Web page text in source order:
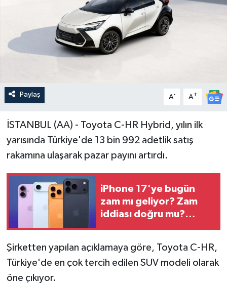
Paylaş A- A+
İSTANBUL (AA) - Toyota C-HR Hybrid, yılın ilk
yarısında Türkiye'de 13 bin 992 adetlik satış
rakamına ulaşarak pazar payını artırdı.
iPhone 17'ye bugün
zam mı geliyor? Zam
iddiası doğru mu?
Şirketten yapılan açıklamaya göre, Toyota C-HR,
Türkiye'de en çok tercih edilen SUV modeli olarak
öne çıkıyor.